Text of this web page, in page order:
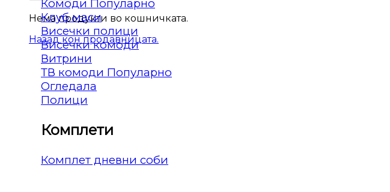
Нема продукти во кошничката.
Назад кон продавницата.
Комоди
Клуб маси
Висечки полици
Висечки комоди
Витрини
ТВ комоди
Огледала
Полици
Комплети
Комплет дневни соби